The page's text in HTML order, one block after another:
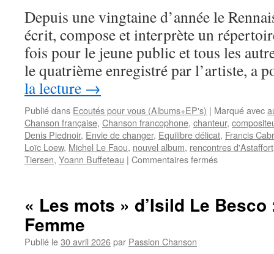
Depuis une vingtaine d’année le
écrit, compose et interprète un
fois pour le jeune public et tous les
le quatrième enregistré par l’artiste,
la lecture →
Publié dans Ecoutés pour vous (Albums+EP's) | Marqué avec
Chanson française, Chanson francophone, chanteur,
Denis Piednoir, Envie de changer, Equilibre délicat, Francis
Loïc Loew, Michel Le Faou, nouvel album, rencontres d'Astaffort
Tiersen, Yoann Buffeteau | Commentaires ferméssur
la
« Les mots » d’Isild Le Besco
Femme
Publié le30 avril 2026par Passion Chanson